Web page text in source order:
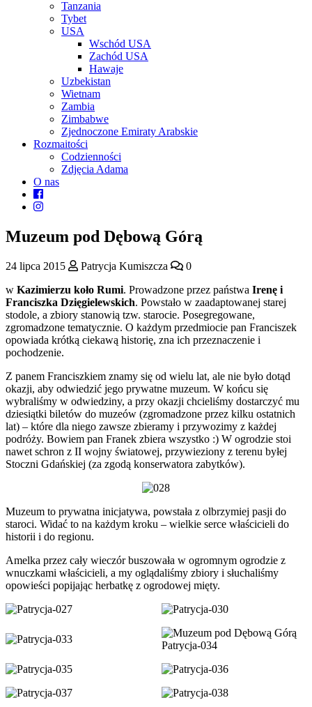
Tanzania
Tybet
USA
Wschód USA
Zachód USA
Hawaje
Uzbekistan
Wietnam
Zambia
Zimbabwe
Zjednoczone Emiraty Arabskie
Rozmaitości
Codzienności
Zdjęcia Adama
O nas
Muzeum pod Dębową Górą
24 lipca 2015 Patrycja Kumiszcza
0
w Kazimierzu koło Rumi. Prowadzone przez państwa Irenę i
Franciszka Dzięgielewskich. Powstało w zaadaptowanej starej
stodole, a zbiory stanowią tzw. starocie. Posegregowane,
zgromadzone tematycznie. O każdym przedmiocie pan Franciszek
opowiada krótką ciekawą historię, zna ich przeznaczenie i
pochodzenie.
Z panem Franciszkiem znamy się od wielu lat, ale nie było dotąd
okazji, aby odwiedzić jego prywatne muzeum. W końcu się
wybraliśmy w odwiedziny, a przy okazji chcieliśmy dostarczyć mu
dziesiątki biletów do muzeów (zgromadzone przez kilku ostatnich
lat) – które dla niego zawsze zbieramy i przywozimy z każdej
podróży. Bowiem pan Franek zbiera wszystko :) W ogrodzie stoi
nawet schron z II wojny światowej, przywieziony z terenu byłej
Stoczni Gdańskiej (za zgodą konserwatora zabytków).
Muzeum to prywatna inicjatywa, powstała z olbrzymiej pasji do
staroci. Widać to na każdym kroku – wielkie serce właścicieli do
historii i do regionu.
Amelka przez cały wieczór buszowała w ogromnym ogrodzie z
wnuczkami właścicieli, a my oglądaliśmy zbiory i słuchaliśmy
opowieści popijając herbatkę z ogrodowej mięty.